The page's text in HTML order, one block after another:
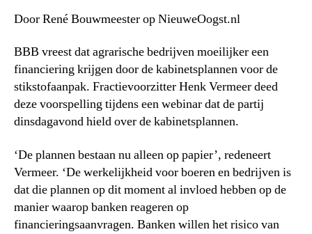
Door René Bouwmeester op NieuweOogst.nl
BBB vreest dat agrarische bedrijven moeilijker een
financiering krijgen door de kabinetsplannen voor de
stikstofaanpak. Fractievoorzitter Henk Vermeer deed
deze voorspelling tijdens een webinar dat de partij
dinsdagavond hield over de kabinetsplannen.
‘De plannen bestaan nu alleen op papier’, redeneert
Vermeer. ‘De werkelijkheid voor boeren en bedrijven is
dat die plannen op dit moment al invloed hebben op de
manier waarop banken reageren op
financieringsaanvragen. Banken willen het risico van